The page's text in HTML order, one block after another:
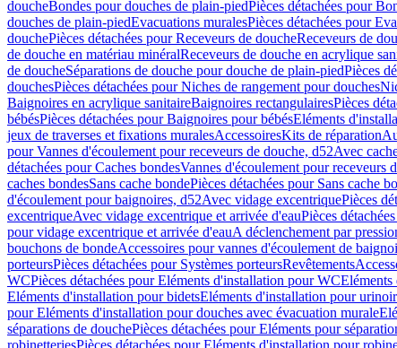
doucheBondes pour douches de plain-piedPièces détachées pour
douches de plain-piedEvacuations muralesPièces détachées pour
douchePièces détachées pour Receveurs de doucheReceveurs de
de douche en matériau minéralReceveurs de douche en acrylique
de doucheSéparations de douche pour douche de plain-piedPièces
douchesPièces détachées pour Niches de rangement pour douches
Baignoires en acrylique sanitaireBaignoires rectangulairesPièces
bébésPièces détachées pour Baignoires pour bébésEléments
jeux de traverses et fixations muralesAccessoiresKits de réparation
pour Vannes d'écoulement pour receveurs de douche, d52Avec
détachées pour Caches bondesVannes d'écoulement pour receveurs
caches bondesSans cache bondePièces détachées pour Sans cache
d'écoulement pour baignoires, d52Avec vidage excentriquePièces
excentriqueAvec vidage excentrique et arrivée d'eauPièces
pour vidage excentrique et arrivée d'eauA déclenchement par
bouchons de bondeAccessoires pour vannes d'écoulement de
porteursPièces détachées pour Systèmes porteursRevêtements
WCPièces détachées pour Eléments d'installation pour WC
Eléments d'installation pour bidetsEléments d'installation pour
pour Eléments d'installation pour douches avec évacuation murale
séparations de douchePièces détachées pour Eléments pour
robinetteriesPièces détachées pour Eléments d'installation pour